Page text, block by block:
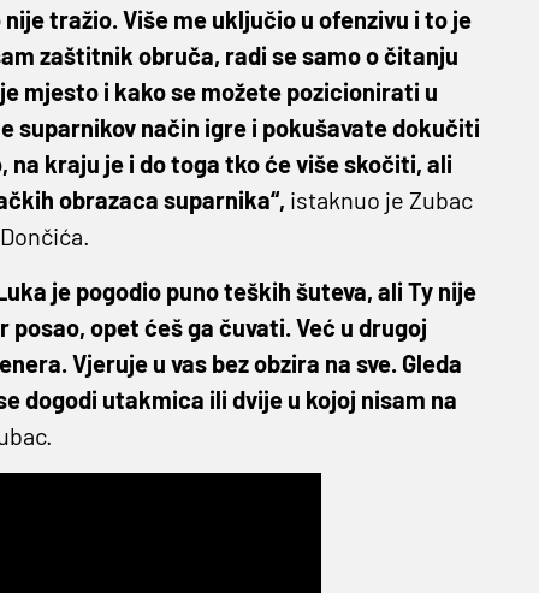
tražio. Više me uključio u ofenzivu i to je
zaštitnik obruča, radi se samo o čitanju
mjesto i kako se možete pozicionirati u
suparnikov način igre i pokušavate dokučiti
kraju je i do toga tko će više skočiti, ali
obrazaca suparnika“, istaknuo je Zubac
je pogodio puno teških šuteva, ali Ty nije
opet ćeš ga čuvati. Već u drugoj
Vjeruje u vas bez obzira na sve. Gleda
dogodi utakmica ili dvije u kojoj nisam na